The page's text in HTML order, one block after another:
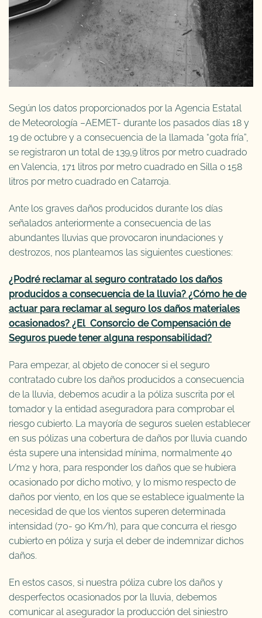
Según los datos proporcionados por la Agencia Estatal
de Meteorología –AEMET- durante los pasados días 18 y
19 de octubre y a consecuencia de la llamada “gota fría”,
se registraron un total de 139,9 litros por metro cuadrado
en Valencia, 171 litros por metro cuadrado en Silla o 158
litros por metro cuadrado en Catarroja.
Ante los graves daños producidos durante los días
señalados anteriormente a consecuencia de las
abundantes lluvias que provocaron inundaciones y
destrozos, nos planteamos las siguientes cuestiones:
¿Podré reclamar al seguro contratado los daños
producidos a consecuencia de la lluvia? ¿Cómo he de
actuar para reclamar al seguro los daños materiales
ocasionados? ¿El Consorcio de Compensación de
Seguros puede tener alguna responsabilidad?
Para empezar, al objeto de conocer si el seguro
contratado cubre los daños producidos a consecuencia
de la lluvia, debemos acudir a la póliza suscrita por el
tomador y la entidad aseguradora para comprobar el
riesgo cubierto. La mayoría de seguros suelen establecer
en sus pólizas una cobertura de daños por lluvia cuando
ésta supere una intensidad mínima, normalmente 40
l/m2 y hora, para responder los daños que se hubiera
ocasionado por dicho motivo, y lo mismo respecto de
daños por viento, en los que se establece igualmente la
necesidad de que los vientos superen determinada
intensidad (70- 90 Km/h), para que concurra el riesgo
cubierto en póliza y surja el deber de indemnizar dichos
daños.
En estos casos, si nuestra póliza cubre los daños y
desperfectos ocasionados por la lluvia, debemos
comunicar al asegurador la producción del siniestro